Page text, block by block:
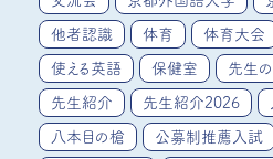
他者認識 体育 体育大会
使える英語 保健室 先生
先生紹介 先生紹介2026
八本目の槍 公募制推薦入試